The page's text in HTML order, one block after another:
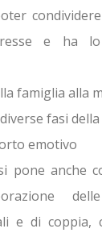
e ha
famiglia alla
fasi
emotivo
pone anche
e di coppia,